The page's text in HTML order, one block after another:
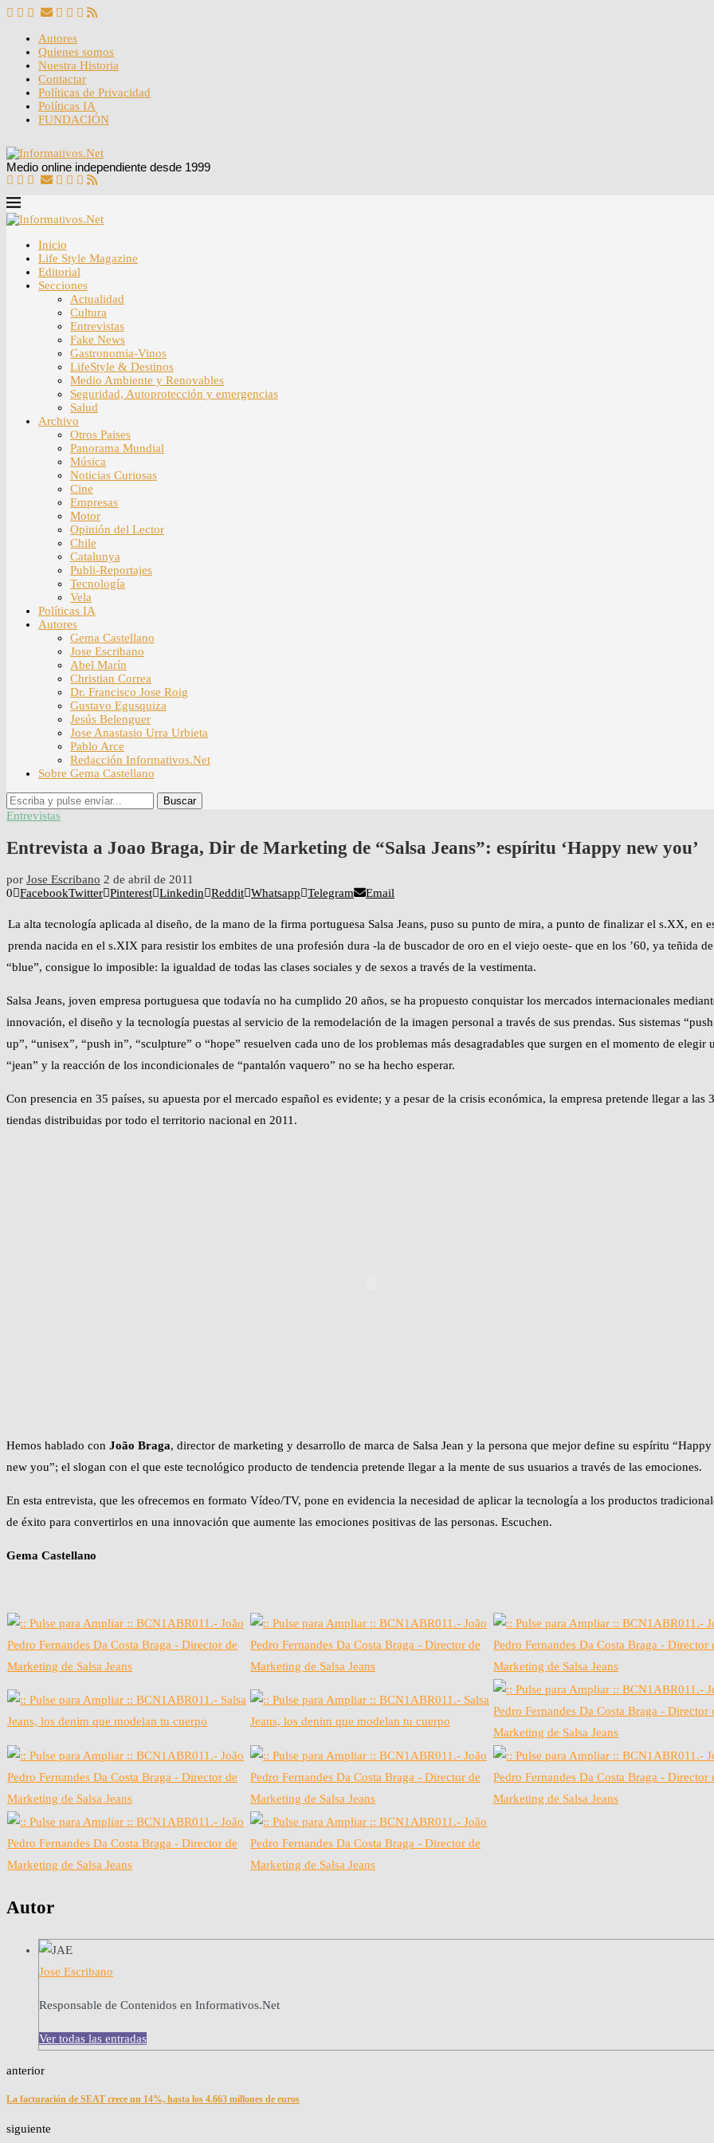
Autores
Quienes somos
Nuestra Historia
Contactar
Políticas de Privacidad
Políticas IA
FUNDACIÓN
Medio online independiente desde 1999
Inicio
Life Style Magazine
Editorial
Secciones
Actualidad
Cultura
Entrevistas
Fake News
Gastronomia-Vinos
LifeStyle & Destinos
Medio Ambiente y Renovables
Seguridad, Autoprotección y emergencias
Salud
Archivo
Otros Paises
Panorama Mundial
Música
Noticias Curiosas
Cine
Empresas
Motor
Opinión del Lector
Chile
Catalunya
Publi-Reportajes
Tecnología
Vela
Políticas IA
Autores
Gema Castellano
Jose Escribano
Abel Marín
Christian Correa
Dr. Francisco Jose Roig
Gustavo Egusquiza
Jesús Belenguer
Jose Anastasio Urra Urbieta
Pablo Arce
Redacción Informativos.Net
Sobre Gema Castellano
Buscar
Entrevistas
Entrevista a Joao Braga, Dir de Marketing de “Salsa Jeans”: espíritu ‘Happy new you’
por Jose Escribano 2 de abril de 2011
0
FacebookTwitter Pinterest Linkedin Reddit Whatsapp Telegram Email
La alta tecnología aplicada al diseño, de la mano de la firma portuguesa Salsa Jeans, puso su punto de mira, a punto de finalizar el s.XX, en
prenda nacida en el s.XIX para resistir los embites de una profesión dura -la de buscador de oro en el viejo oeste- que en los ’60, ya teñida de
“blue”, consigue lo imposible: la igualdad de todas las clases sociales y de sexos a través de la vestimenta.
Salsa Jeans, joven empresa portuguesa que todavía no ha cumplido 20 años, se ha propuesto conquistar los mercados internacionales
innovación, el diseño y la tecnología puestas al servicio de la remodelación de la imagen personal a través de sus prendas. Sus sistemas “push
up”, “unisex”, “push in”, “sculpture” o “hope” resuelven cada uno de los problemas más desagradables que surgen en el momento de elegir
“jean” y la reacción de los incondicionales de “pantalón vaquero” no se ha hecho esperar.
Con presencia en 35 países, su apuesta por el mercado español es evidente; y a pesar de la crisis económica, la empresa pretende llegar a las
tiendas distribuidas por todo el territorio nacional en 2011.
Hemos hablado con João Braga, director de marketing y desarrollo de marca de Salsa Jean y la persona que mejor define su espíritu “Happy
new you”; el slogan con el que este tecnológico producto de tendencia pretende llegar a la mente de sus usuarios a través de las emociones.
En esta entrevista, que les ofrecemos en formato Vídeo/TV, pone en evidencia la necesidad de aplicar la tecnología a los productos
de éxito para convertirlos en una innovación que aumente las emociones positivas de las personas. Escuchen.
Gema Castellano
Autor
Jose Escribano
Responsable de Contenidos en Informativos.Net
Ver todas las entradas
anterior
La facturación de SEAT crece un 14%, hasta los 4.663 millones de euros
siguiente